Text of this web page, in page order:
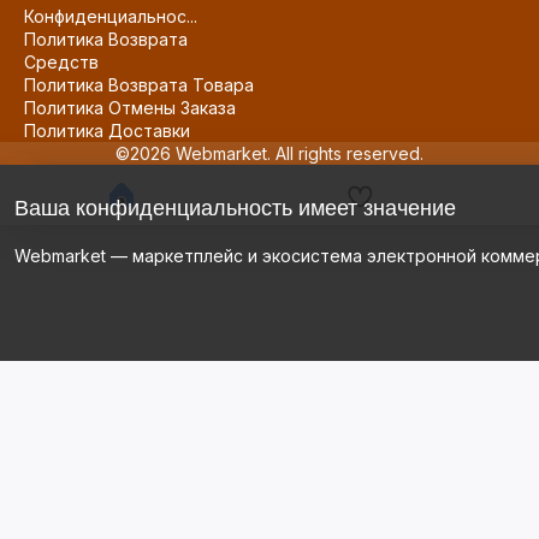
Конфиденциальнос...
Политика Возврата
Средств
Политика Возврата Товара
Политика Отмены Заказа
Политика Доставки
©2026 Webmarket. All rights reserved.
Ваша конфиденциальность имеет значение
Webmarket — маркетплейс и экосистема электронной